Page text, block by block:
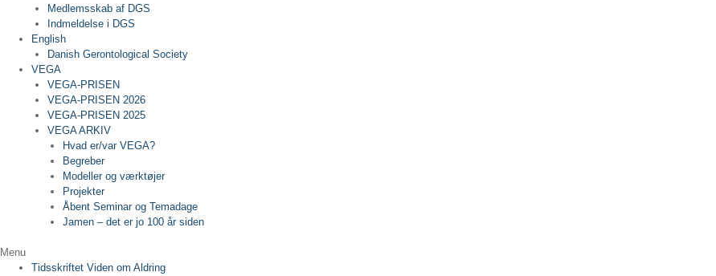
Medlemsskab af DGS
Indmeldelse i DGS
English
Danish Gerontological Society
VEGA
VEGA-PRISEN
VEGA-PRISEN 2026
VEGA-PRISEN 2025
VEGA ARKIV
Hvad er/var VEGA?
Begreber
Modeller og værktøjer
Projekter
Åbent Seminar og Temadage
Jamen – det er jo 100 år siden
Menu
Tidsskriftet Viden om Aldring